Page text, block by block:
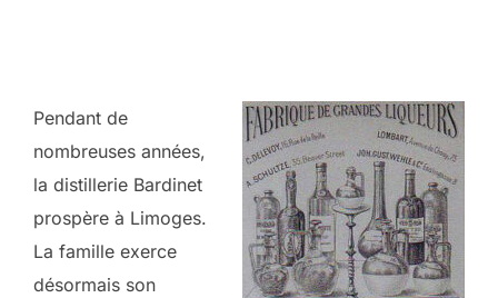
Pendant de
nombreuses années,
la distillerie Bardinet
prospère à Limoges.
La famille exerce
désormais son